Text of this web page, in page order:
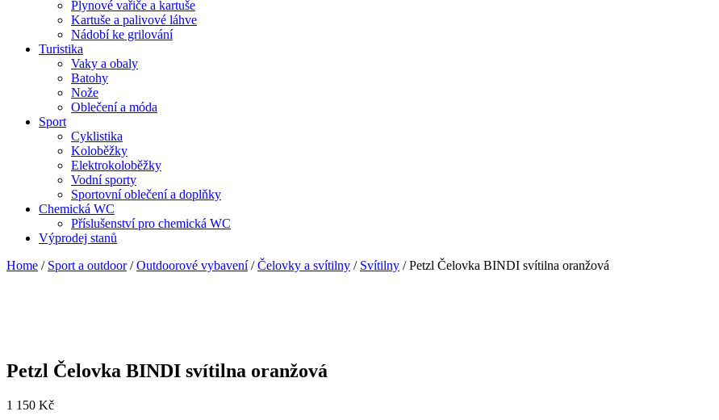
Plynové vařiče a kartuše
Kartuše a palivové láhve
Nádobí ke grilování
Turistika
Vaky a obaly
Batohy
Nože
Oblečení a móda
Sport
Cyklistika
Koloběžky
Elektrokoloběžky
Vodní sporty
Sportovní oblečení a doplňky
Chemická WC
Příslušenství pro chemická WC
Výprodej stanů
Home / Sport a outdoor/Outdoorové vybavení/Čelovky a svítilny / Svítilny / Petzl Čelovka BINDI svítilna oranžová
Petzl Čelovka BINDI svítilna oranžová
1 150 Kč